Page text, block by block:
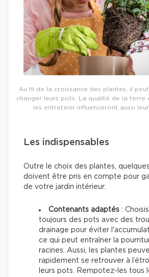
Au fil de la croissance des plantes, il
changer leurs pots. La qualité de la
les entretenir influenceront aussi
Les indispensables
Outre le choix des plantes,
doivent être pris en compte pour
de votre jardin intérieur.
Contenants adaptés :
toujours des pots avec des
drainage pour éviter
ce qui peut entraîner la
racines. Aussi, les plantes
rapidement se retrouver à
leurs pots. Rempotez-les tous